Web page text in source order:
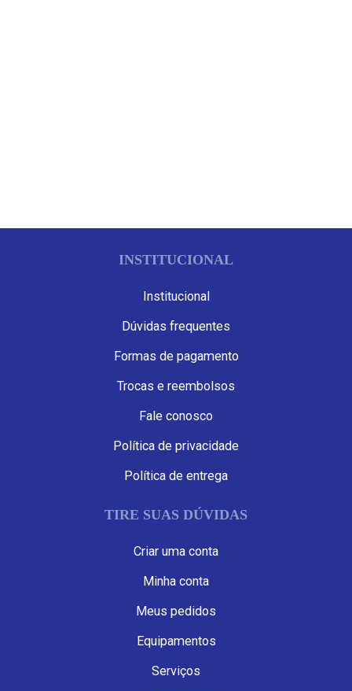
INSTITUCIONAL
Institucional
Dúvidas frequentes
Formas de pagamento
Trocas e reembolsos
Fale conosco
Política de privacidade
Política de entrega
TIRE SUAS DÚVIDAS
Criar uma conta
Minha conta
Meus pedidos
Equipamentos
Serviços